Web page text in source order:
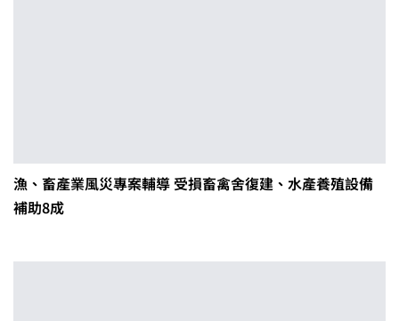
漁、畜產業風災專案輔導 受損畜禽舍復建、水產養殖設備
補助8成